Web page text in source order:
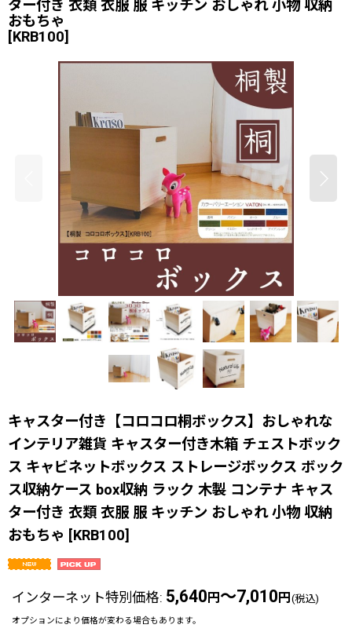
ター付き 衣類 衣服 服 キッチン おしゃれ 小物 収納
おもちゃ
[KRB100]
キャスター付き【コロコロ桐ボックス】おしゃれな
インテリア雑貨 キャスター付き木箱 チェストボック
ス キャビネットボックス ストレージボックス ボック
ス収納ケース box収納 ラック 木製 コンテナ キャス
ター付き 衣類 衣服 服 キッチン おしゃれ 小物 収納
おもちゃ [KRB100]
インターネット特別価格: 5,640 円 ～7,010 円 (税込)
オプションにより価格が変わる場合もあります。